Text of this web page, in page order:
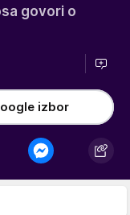
govori o
izbor